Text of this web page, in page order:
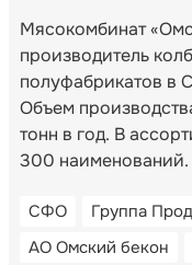
Мясокомбинат
производитель
полуфабрикатов в
Объем
тонн в год. В
300 наименований.
СФО Группа
АО Омский бекон